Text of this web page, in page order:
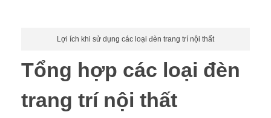
Lợi ích khi sử dụng các loại đèn trang trí nội thất
Tổng hợp các loại đèn
trang trí nội thất